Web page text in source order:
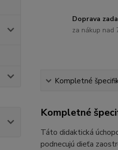
Doprava
za nákup nad
Kompletné
Kompletné
Táto didaktická
podnecujú dieťa